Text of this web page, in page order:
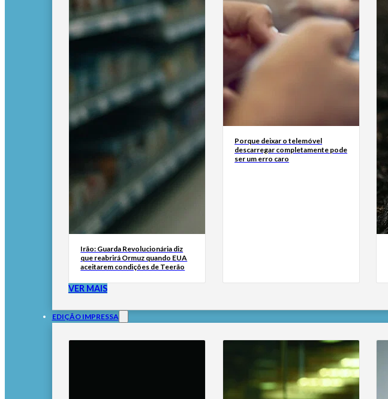
Irão: Guarda Revolucionária diz
que reabrirá Ormuz quando EUA
aceitarem condições de Teerão
Porque deixar o telemóvel
descarregar completamente pode
ser um erro caro
VER MAIS
EDIÇÃO IMPRESSA